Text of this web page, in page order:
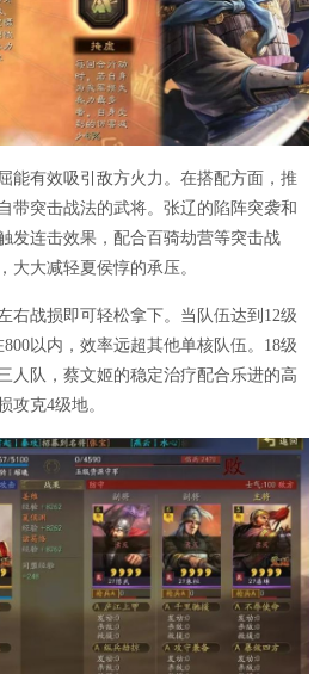
能有效吸引敌方火力。在搭配方面，推
带突击战法的武将。张辽的陷阵突袭和
发连击效果，配合百骑劫营等突击战
大大减轻夏侯惇的承压。
右战损即可轻松拿下。当队伍达到12级
以内，效率远超其他单核队伍。18级
人队，蔡文姬的稳定治疗配合乐进的高
攻克4级地。